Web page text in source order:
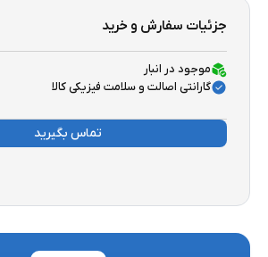
جزئیات سفارش و خرید
موجود در انبار
گارانتی اصالت و سلامت فیزیکی کالا
تماس بگیرید